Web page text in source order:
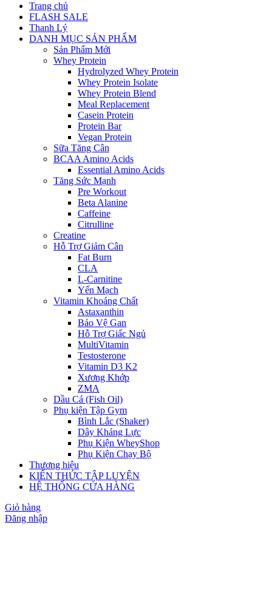
Trang chủ
FLASH SALE
Thanh Lý
DANH MỤC SẢN PHẨM
Sản Phẩm Mới
Whey Protein
Hydrolyzed Whey Protein
Whey Protein Isolate
Whey Protein Blend
Meal Replacement
Casein Protein
Protein Bar
Vegan Protein
Sữa Tăng Cân
BCAA Amino Acids
Essential Amino Acids
Tăng Sức Mạnh
Pre Workout
Beta Alanine
Caffeine
Citrulline
Creatine
Hỗ Trợ Giảm Cân
Fat Burn
CLA
L-Carnitine
Yến Mạch
Vitamin Khoáng Chất
Astaxanthin
Bảo Vệ Gan
Hỗ Trợ Giấc Ngủ
MultiVitamin
Testosterone
Vitamin D3 K2
Xương Khớp
ZMA
Dầu Cá (Fish Oil)
Phụ kiện Tập Gym
Bình Lắc (Shaker)
Dây Kháng Lực
Phụ Kiện WheyShop
Phụ Kiện Chạy Bộ
Thương hiệu
KIẾN THỨC TẬP LUYỆN
HỆ THỐNG CỬA HÀNG
Giỏ hàng
Đăng nhập